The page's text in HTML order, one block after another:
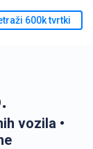
600k tvrtki
vozila •